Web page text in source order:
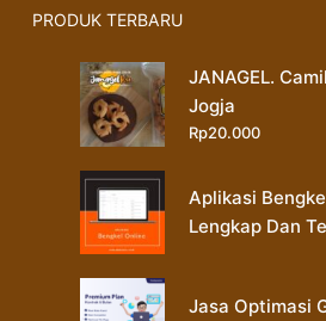
PRODUK TERBARU
JANAGEL.
Jogja
Rp20.000
Aplikasi
Lengkap Dan
Jasa Optimasi